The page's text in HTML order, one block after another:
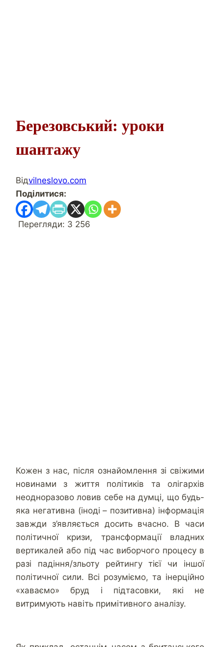
Березовський: уроки
шантажу
Відvilneslovo.com
Поділитися:
Перегляди: 3 256
Кожен з нас, після ознайомлення зі свіжими
новинами з життя політиків та олігархів
неодноразово ловив себе на думці, що будь-
яка негативна (іноді – позитивна) інформація
завжди з’являється досить вчасно. В часи
політичної кризи, трансформації владних
вертикалей або під час виборчого процесу в
разі падіння/зльоту рейтингу тієї чи іншої
політичної сили. Всі розуміємо, та інерційно
«хаваємо» бруд і підтасовки, які не
витримують навіть примітивного аналізу.